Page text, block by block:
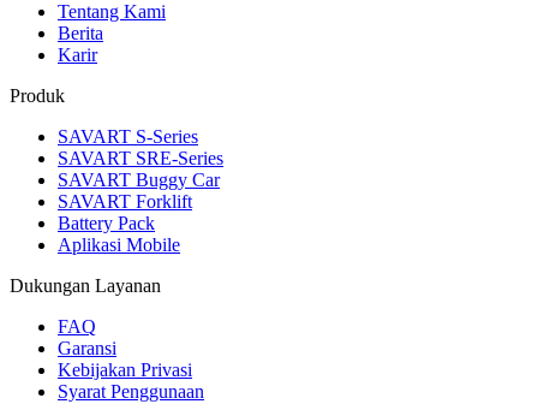
Tentang Kami
Berita
Karir
Produk
SAVART S-Series
SAVART SRE-Series
SAVART Buggy Car
SAVART Forklift
Battery Pack
Aplikasi Mobile
Dukungan Layanan
FAQ
Garansi
Kebijakan Privasi
Syarat Penggunaan